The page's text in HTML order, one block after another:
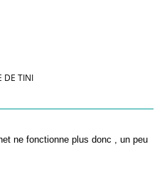
DE TINI
ne fonctionne plus donc , un peu